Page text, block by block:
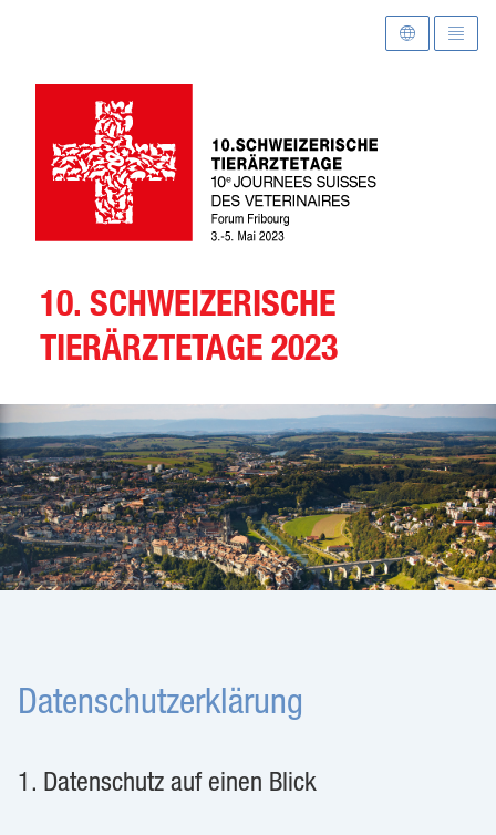
10. SCHWEIZERISCHE
TIERÄRZTETAGE 2023
Datenschutzerklärung
1. Datenschutz auf einen Blick